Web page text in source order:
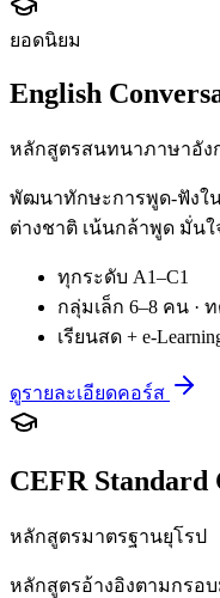
ยอดนิยม
English
หลักสูตรสนทนาภาษาอัง
พัฒนาทักษะการพูด-ฟังใ
ต่างชาติ เน้นกล้าพูด มั่น
ทุกระดับ A1–C1
กลุ่มเล็ก 6–8 คน ·
เรียนสด + e-
ดูรายละเอียดคอร์ส
CEFR Standard
หลักสูตรมาตรฐานยุโรป
หลักสูตรอ้างอิงตามกรอ